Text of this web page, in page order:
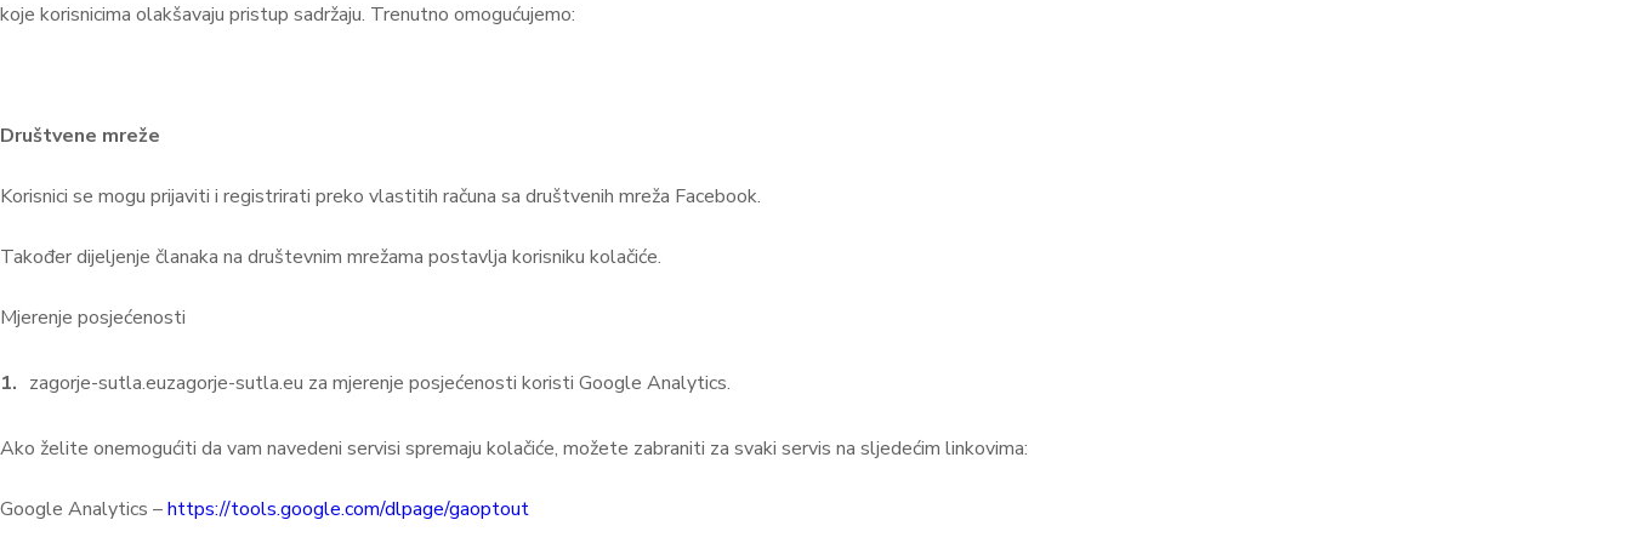
koje korisnicima olakšavaju pristup sadržaju. Trenutno omogućujemo:
Društvene mreže
Korisnici se mogu prijaviti i registrirati preko vlastitih računa sa društvenih mreža Facebook.
Također dijeljenje članaka na društevnim mrežama postavlja korisniku kolačiće.
Mjerenje posjećenosti
zagorje-sutla.euzagorje-sutla.eu za mjerenje posjećenosti koristi Google Analytics.
Ako želite onemogućiti da vam navedeni servisi spremaju kolačiće, možete zabraniti za svaki servis na sljedećim linkovima:
Google Analytics –https://tools.google.com/dlpage/gaoptout